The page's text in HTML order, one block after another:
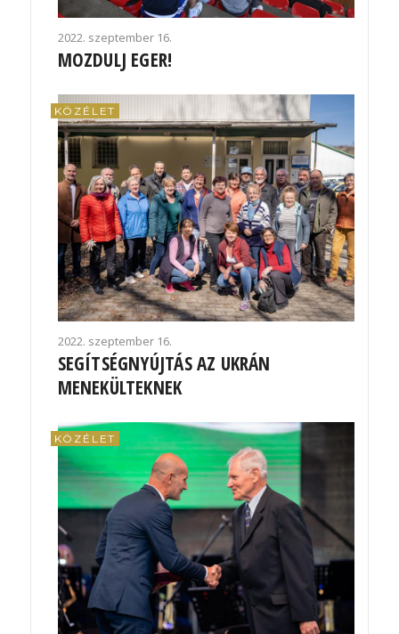
2022. szeptember 16.
MOZDULJ EGER!
KÖZÉLET
2022. szeptember 16.
SEGÍTSÉGNYÚJTÁS AZ UKRÁN
MENEKÜLTEKNEK
KÖZÉLET